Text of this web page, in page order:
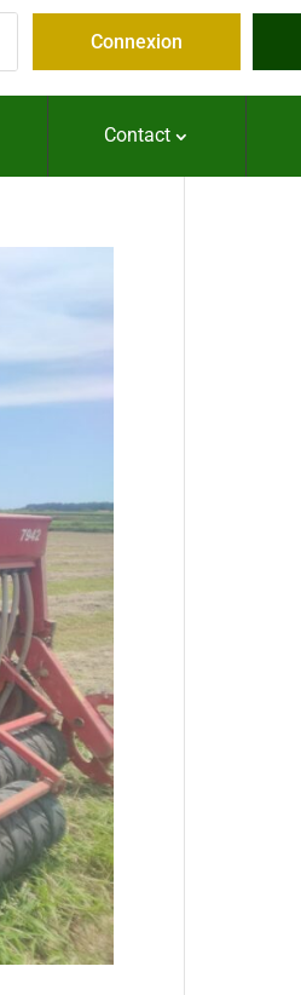
Connexion
Contact